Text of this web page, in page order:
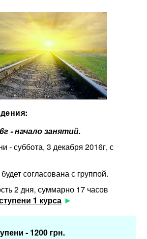
- начало занятий.
- суббота, 3 декабря 2016г, с
согласована с группой.
2 дня, суммарно 17 часов
1 курса
- 1200 грн.